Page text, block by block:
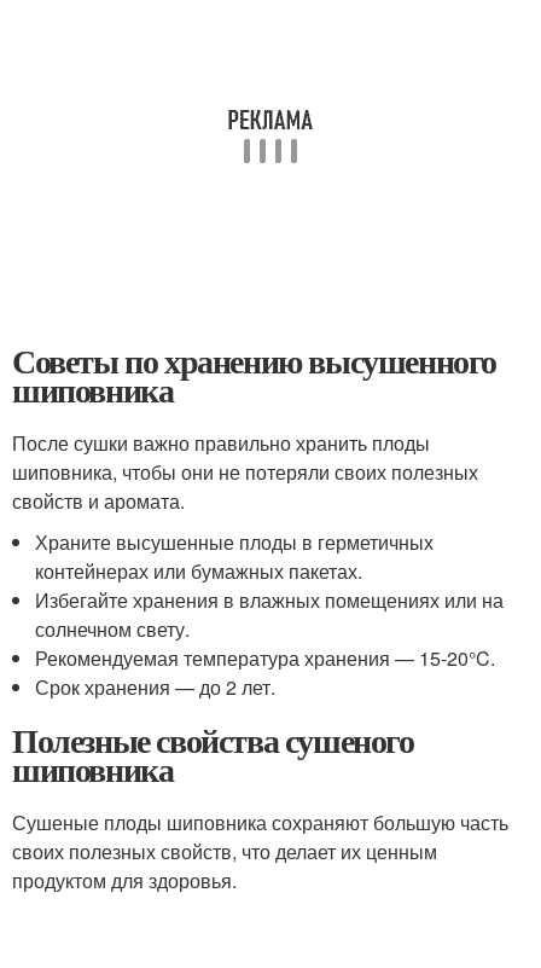
Советы по хранению высушенного
шиповника
После сушки важно правильно хранить плоды
шиповника, чтобы они не потеряли своих полезных
свойств и аромата.
Храните высушенные плоды в герметичных
контейнерах или бумажных пакетах.
Избегайте хранения в влажных помещениях или на
солнечном свету.
Рекомендуемая температура хранения — 15-20°C.
Срок хранения — до 2 лет.
Полезные свойства сушеного
шиповника
Сушеные плоды шиповника сохраняют большую часть
своих полезных свойств, что делает их ценным
продуктом для здоровья.